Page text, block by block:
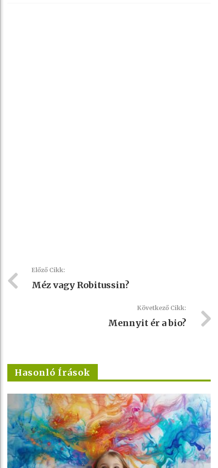
Előző Cikk:
Méz vagy Robitussin?
Következő Cikk:
Mennyit ér a bio?
Hasonló Írások